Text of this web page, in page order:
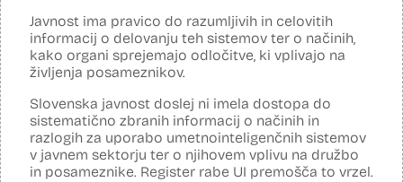
Javnost ima pravico do razumljivih in celovitih
informacij o delovanju teh sistemov ter o načinih,
kako organi sprejemajo odločitve, ki vplivajo na
življenja posameznikov.
Slovenska javnost doslej ni imela dostopa do
sistematično zbranih informacij o načinih in
razlogih za uporabo umetnointeligenčnih sistemov
v javnem sektorju ter o njihovem vplivu na družbo
in posameznike. Register rabe UI premošča to vrzel.